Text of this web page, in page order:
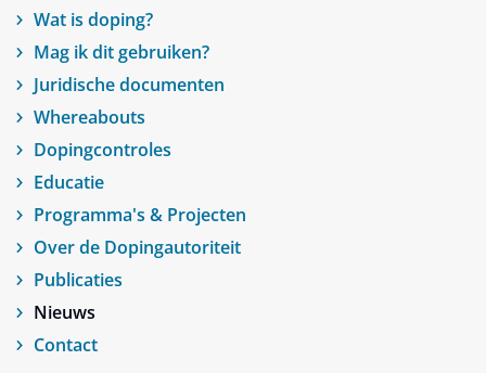
Wat is doping?
Mag ik dit gebruiken?
Juridische documenten
Whereabouts
Dopingcontroles
Educatie
Programma's & Projecten
Over de Dopingautoriteit
Publicaties
Nieuws
Contact